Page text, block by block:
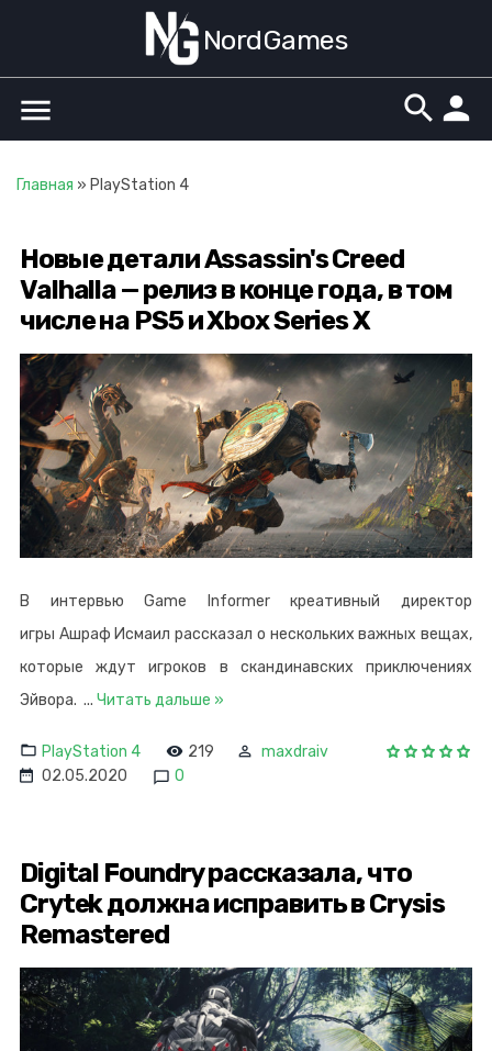
NordGames
menu person
search
Главная » PlayStation 4
Новые детали Assassin's Creed
Valhalla — релиз в конце года, в том
числе на PS5 и Xbox Series X
В интервью Game Informer креативный директор
игры Ашраф Исмаил рассказал о нескольких важных вещах,
которые ждут игроков в скандинавских приключениях
Эйвора. ... Читать дальше »
PlayStation 4 219
maxdraiv
02.05.2020
0
Digital Foundry рассказала, что
Crytek должна исправить в Crysis
Remastered